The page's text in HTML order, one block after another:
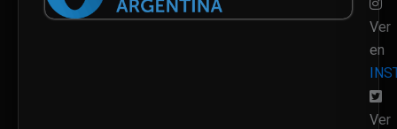
Ver
en
Ver